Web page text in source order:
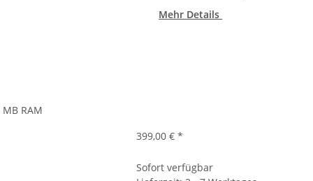
Mehr Details
RAM
399,00 €*
Sofort verfügbar